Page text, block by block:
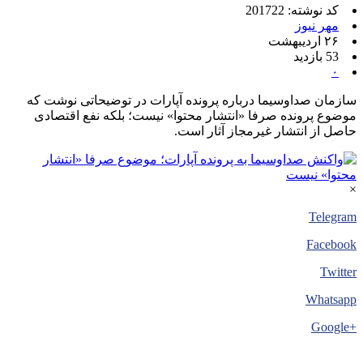
کد نوشته: 201722
مهر نیوز
۲۶ اردیبهشت
53 بازدید
۰
سازمان صداوسیما درباره پرونده آپارات در توضیحاتی نوشت که
موضوع پرونده صرفا «انتشار محتوا» نیست؛ بلکه نفع اقتصادی
حاصل از انتشار غیرمجاز آثار است.
×
Telegram
Facebook
Twitter
Whatsapp
+Google